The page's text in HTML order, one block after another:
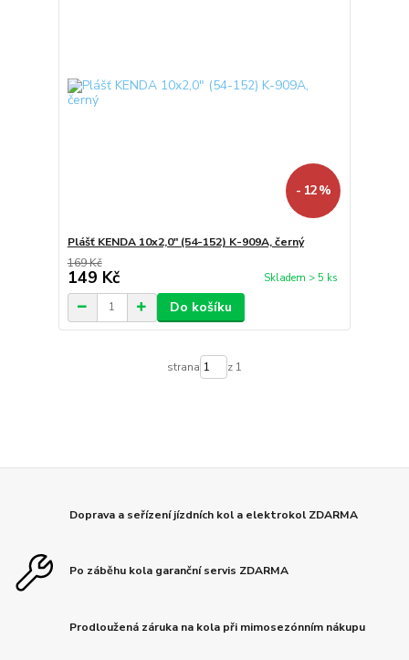
- 12 %
Plášť KENDA 10x2,0" (54-152) K-909A, černý
169 Kč
149 Kč Skladem > 5 ks
Do košíku
strana z 1
Doprava a seřízení jízdních kol a elektrokol ZDARMA
Po záběhu kola garanční servis ZDARMA
Prodloužená záruka na kola při mimosezónním nákupu